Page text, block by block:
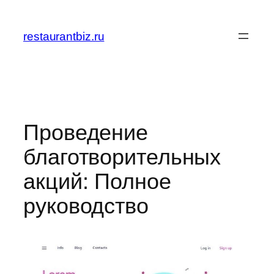
содержимому
restaurantbiz.ru
Проведение
благотворительных
акций: Полное
руководство